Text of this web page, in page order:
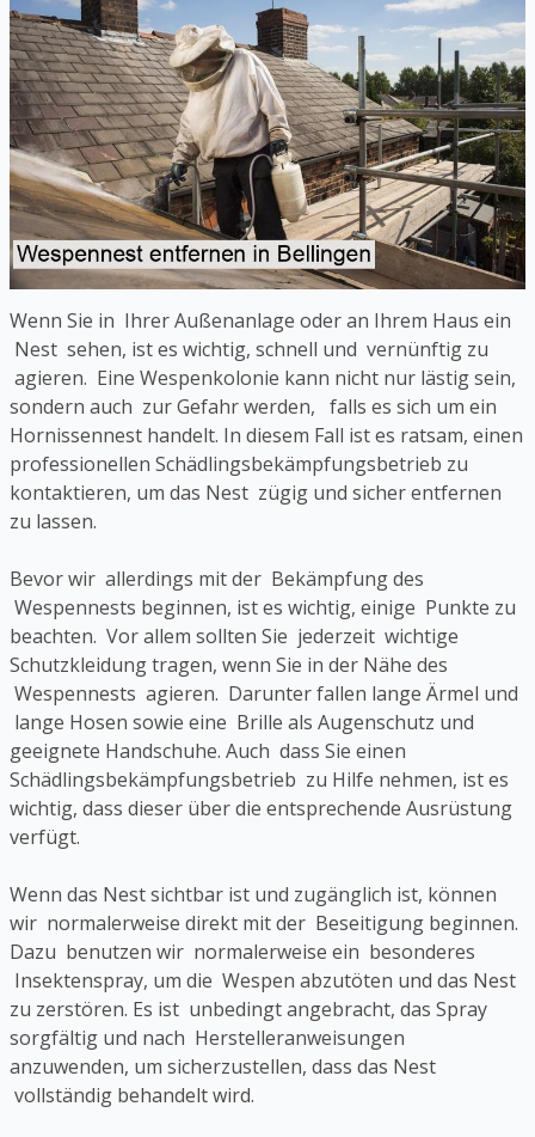
Wenn Sie in Ihrer Außenanlage oder an Ihrem Haus ein
Nest sehen, ist es wichtig, schnell und vernünftig zu
agieren. Eine Wespenkolonie kann nicht nur lästig sein,
sondern auch zur Gefahr werden, falls es sich um ein
Hornissennest handelt. In diesem Fall ist es ratsam, einen
professionellen Schädlingsbekämpfungsbetrieb zu
kontaktieren, um das Nest zügig und sicher entfernen
zu lassen.
Bevor wir allerdings mit der Bekämpfung des
Wespennests beginnen, ist es wichtig, einige Punkte zu
beachten. Vor allem sollten Sie jederzeit wichtige
Schutzkleidung tragen, wenn Sie in der Nähe des
Wespennests agieren. Darunter fallen lange Ärmel und
lange Hosen sowie eine Brille als Augenschutz und
geeignete Handschuhe. Auch dass Sie einen
Schädlingsbekämpfungsbetrieb zu Hilfe nehmen, ist es
wichtig, dass dieser über die entsprechende Ausrüstung
verfügt.
Wenn das Nest sichtbar ist und zugänglich ist, können
wir normalerweise direkt mit der Beseitigung beginnen.
Dazu benutzen wir normalerweise ein besonderes
Insektenspray, um die Wespen abzutöten und das Nest
zu zerstören. Es ist unbedingt angebracht, das Spray
sorgfältig und nach Herstelleranweisungen
anzuwenden, um sicherzustellen, dass das Nest
vollständig behandelt wird.